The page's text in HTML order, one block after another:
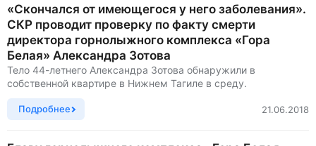
«Скончался от имеющегося у него заболевания».
СКР проводит проверку по факту смерти
директора горнолыжного комплекса «Гора
Белая» Александра Зотова
Тело 44-летнего Александра Зотова обнаружили в
собственной квартире в Нижнем Тагиле в среду.
Подробнее 21.06.2018